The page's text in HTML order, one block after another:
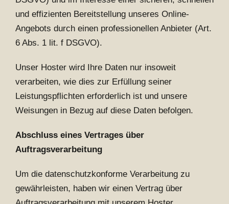
und effizienten Bereitstellung unseres Online-
Angebots durch einen professionellen Anbieter (Art.
6 Abs. 1 lit. f DSGVO).
Unser Hoster wird Ihre Daten nur insoweit
verarbeiten, wie dies zur Erfüllung seiner
Leistungspflichten erforderlich ist und unsere
Weisungen in Bezug auf diese Daten befolgen.
Abschluss eines Vertrages über
Auftragsverarbeitung
Um die datenschutzkonforme Verarbeitung zu
gewährleisten, haben wir einen Vertrag über